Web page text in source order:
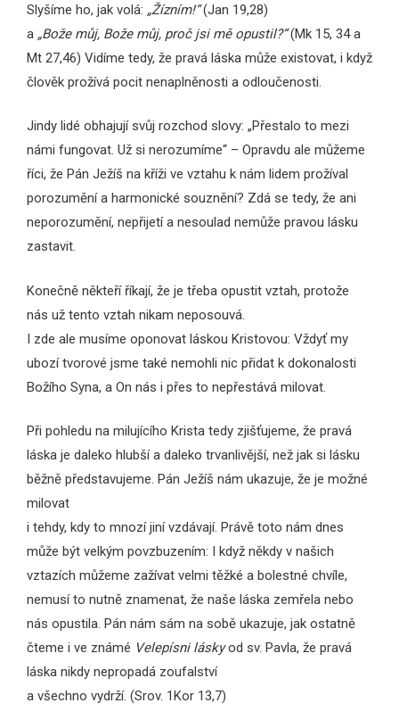
Slyšíme ho, jak volá: „Žízním!“(Jan 19,28)
a „Bože můj, Bože můj, proč jsi mě opustil?“(Mk 15, 34 a
Mt 27,46) Vidíme tedy, že pravá láska může existovat, i když
člověk prožívá pocit nenaplněnosti a odloučenosti.
Jindy lidé obhajují svůj rozchod slovy: „Přestalo to mezi
námi fungovat. Už si nerozumíme“ – Opravdu ale můžeme
říci, že Pán Ježíš na kříži ve vztahu k nám lidem prožíval
porozumění a harmonické souznění? Zdá se tedy, že ani
neporozumění, nepřijetí a nesoulad nemůže pravou lásku
zastavit.
Konečně někteří říkají, že je třeba opustit vztah, protože
nás už tento vztah nikam neposouvá.
I zde ale musíme oponovat láskou Kristovou: Vždyť my
ubozí tvorové jsme také nemohli nic přidat k dokonalosti
Božího Syna, a On nás i přes to nepřestává milovat.
Při pohledu na milujícího Krista tedy zjišťujeme, že pravá
láska je daleko hlubší a daleko trvanlivější, než jak si lásku
běžně představujeme. Pán Ježíš nám ukazuje, že je možné
milovat
i tehdy, kdy to mnozí jiní vzdávají. Právě toto nám dnes
může být velkým povzbuzením: I když někdy v našich
vztazích můžeme zažívat velmi těžké a bolestné chvíle,
nemusí to nutně znamenat, že naše láska zemřela nebo
nás opustila. Pán nám sám na sobě ukazuje, jak ostatně
čteme i ve známé Velepísni láskyod sv. Pavla, že pravá
láska nikdy nepropadá zoufalství
a všechno vydrží. (Srov. 1Kor 13,7)